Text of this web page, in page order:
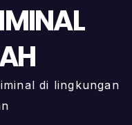
di lingkungan